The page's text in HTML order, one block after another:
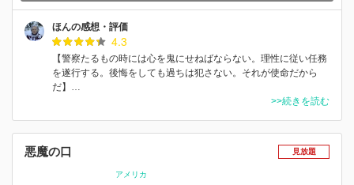
ほんの感想・評価
4.3
【警察たるもの時には心を鬼にせねばならない。理性に従い任務
を遂行する。後悔をしても過ちは犯さない。それが使命だから
だ】…
>>続きを読む
悪魔の口 見放題
アメリカ